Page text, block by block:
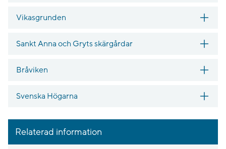
Vikasgrunden
Sankt Anna och Gryts skärgårdar
Bråviken
Svenska Högarna
Relaterad information